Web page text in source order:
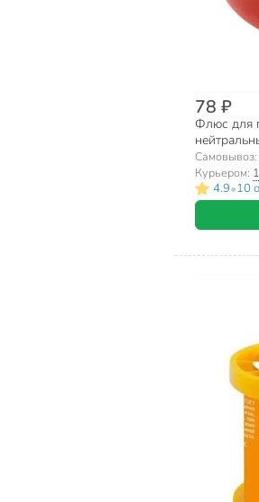
78 ₽
Флюс для
банка,
Самовывоз:
Курьером:
4.9•10